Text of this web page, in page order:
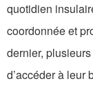
quotidien
coordonnée et
dernier,
d’accéder à leur